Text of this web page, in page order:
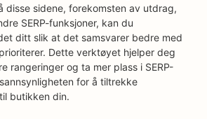
disse sidene, forekomsten av utdrag,
SERP-funksjoner, kan du
ditt slik at det samsvarer bedre med
Dette verktøyet hjelper deg
rangeringer og ta mer plass i SERP-
for å tiltrekke
butikken din.